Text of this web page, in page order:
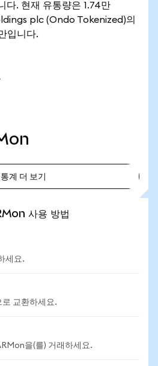
다. 현재 유통량은 1.74만
plc (Ondo Tokenized)의
입니다.
통계 더 보기
사용 방법
세요.
교환하세요.
을(를) 거래하세요.